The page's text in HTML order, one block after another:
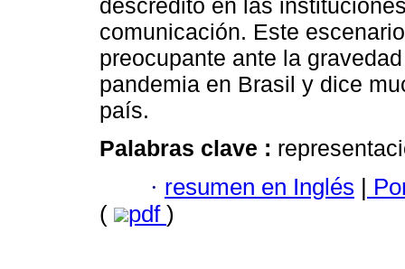
descrédito en las
comunicación. Este
preocupante ante la
pandemia en Brasil y dice
país.
Palabras clave :
· resumen en Inglés |
(
pdf )